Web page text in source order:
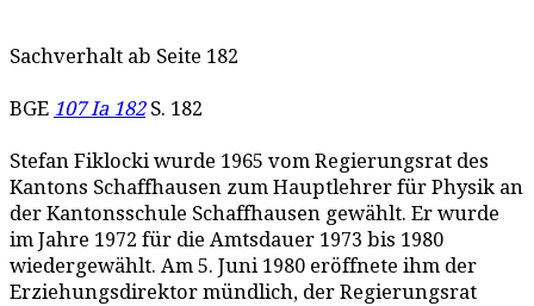
Sachverhalt ab Seite 182
BGE 107 Ia 182S. 182
Stefan Fiklocki wurde 1965 vom Regierungsrat des
Kantons Schaffhausen zum Hauptlehrer für Physik an
der Kantonsschule Schaffhausen gewählt. Er wurde
im Jahre 1972 für die Amtsdauer 1973 bis 1980
wiedergewählt. Am 5. Juni 1980 eröffnete ihm der
Erziehungsdirektor mündlich, der Regierungsrat